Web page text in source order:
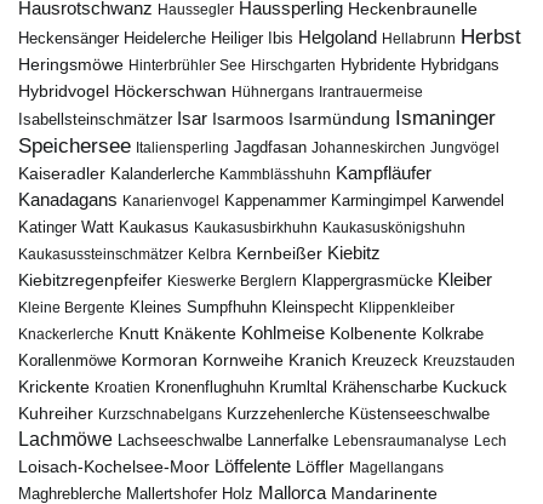
Hausrotschwanz Haussegler Haussperling Heckenbraunelle
Heckensänger Heidelerche Heiliger Ibis Helgoland Hellabrunn Herbst
Heringsmöwe Hinterbrühler See Hirschgarten Hybridente Hybridgans
Hybridvogel Höckerschwan Hühnergans Irantrauermeise
Isabellsteinschmätzer Isar Isarmoos Isarmündung Ismaninger
Speichersee Italiensperling Jagdfasan Johanneskirchen Jungvögel
Kaiseradler Kalanderlerche Kammblässhuhn Kampfläufer
Kanadagans Kanarienvogel Kappenammer Karmingimpel Karwendel
Katinger Watt Kaukasus Kaukasusbirkhuhn Kaukasuskönigshuhn
Kaukasussteinschmätzer Kelbra Kernbeißer Kiebitz
Kiebitzregenpfeifer Kieswerke Berglern Klappergrasmücke Kleiber
Kleine Bergente Kleines Sumpfhuhn Kleinspecht Klippenkleiber
Knackerlerche Knutt Knäkente Kohlmeise Kolbenente Kolkrabe
Korallenmöwe Kormoran Kornweihe Kranich Kreuzeck Kreuzstauden
Krickente Kroatien Kronenflughuhn Krumltal Krähenscharbe Kuckuck
Kuhreiher Kurzschnabelgans Kurzzehenlerche Küstenseeschwalbe
Lachmöwe Lachseeschwalbe Lannerfalke Lebensraumanalyse Lech
Loisach-Kochelsee-Moor Löffelente Löffler Magellangans
Maghreblerche Mallertshofer Holz Mallorca Mandarinente